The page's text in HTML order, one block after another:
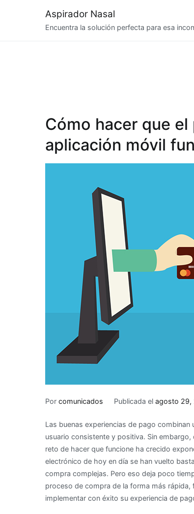
Aspirador Nasal
Encuentra la solución perfecta para esa
Cómo hacer que
aplicación móvil
Por comunicados Publicada el agosto 29,
Las buenas experiencias de pago
usuario consistente y positiva. Sin
reto de hacer que funcione ha crecido
electrónico de hoy en día se han vuelto
compra complejas. Pero eso deja poco
proceso de compra de la forma más
implementar con éxito su experiencia de